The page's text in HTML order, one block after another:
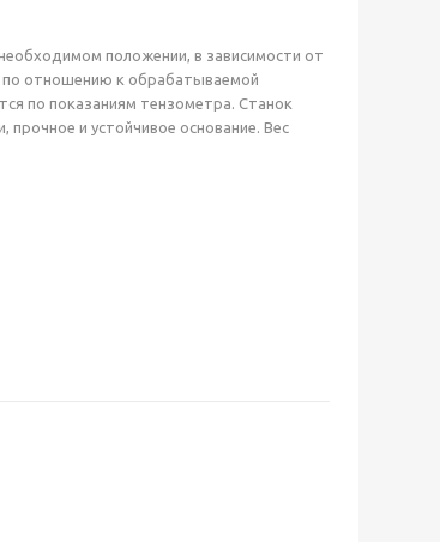
положении, в зависимости от
по отношению к обрабатываемой
по показаниям тензометра. Станок
и устойчивое основание. Вес